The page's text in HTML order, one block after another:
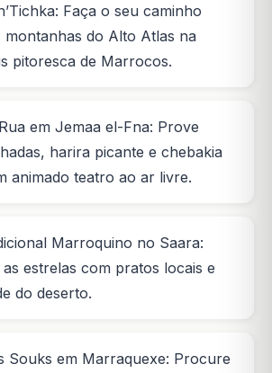
Faça o seu caminho
montanhas do Alto Atlas na
pitoresca de Marrocos.
em Jemaa el-Fna: Prove
harira picante e chebakia
animado teatro ao ar livre.
Marroquino no Saara:
as estrelas com pratos locais e
do deserto.
Souks em Marraquexe: Procure